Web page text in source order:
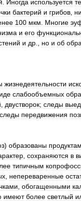
Иногда используется
бактерий и грибов
100 мкм Многие
и его
и др но и об
жизнедеятельности
слабообъемных
двустворок; следы
следы передвижения
) образованы
сохраняются в
типичным
непереваренные
обогащенными
имеют более светлый